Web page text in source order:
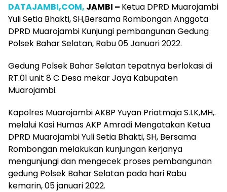
DATAJAMBI,COM, JAMBI – Ketua DPRD Muarojambi
Yuli Setia Bhakti, SH,Bersama Rombongan Anggota
DPRD Muarojambi Kunjungi pembangunan Gedung
Polsek Bahar Selatan, Rabu 05 Januari 2022.
Gedung Polsek Bahar Selatan tepatnya berlokasi di
RT.01 unit 8 C Desa mekar Jaya Kabupaten
Muarojambi.
Kapolres Muarojambi AKBP Yuyan Priatmaja S.I.K,MH,.
melalui Kasi Humas AKP Amradi Mengatakan Ketua
DPRD Muarojambi Yuli Setia Bhakti, SH, Bersama
Rombongan melakukan kunjungan kerjanya
mengunjungi dan mengecek proses pembangunan
gedung Polsek Bahar Selatan pada hari Rabu
kemarin, 05 januari 2022.